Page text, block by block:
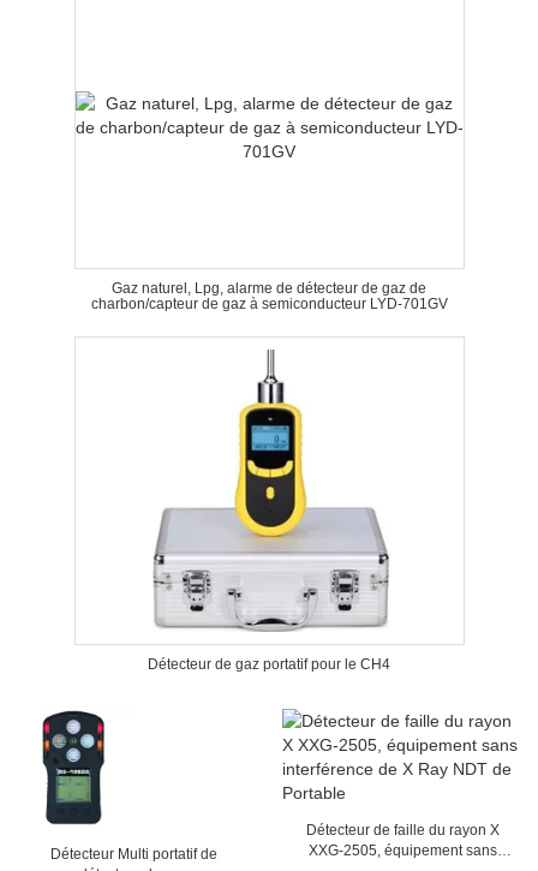
Gaz naturel, Lpg, alarme de détecteur de gaz de
charbon/capteur de gaz à semiconducteur LYD-701GV
Détecteur de gaz portatif pour le CH4
Détecteur Multi portatif de
Détecteur de faille du rayon X
XXG-2505, équipement sans